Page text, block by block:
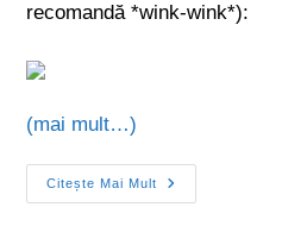
recomandă *wink-wink*):
(mai mult…)
Citește Mai Mult